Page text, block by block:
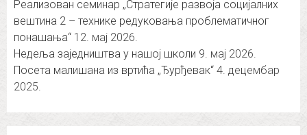
Реализован семинар „Стратегије развоја социјалних
вештина 2 – технике редуковања проблематичног
понашања“ 12. мај 2026.
Недеља заједништва у нашој школи 9. мај 2026.
Посета малишана из вртића „Ђурђевак“ 4. децембар
2025.